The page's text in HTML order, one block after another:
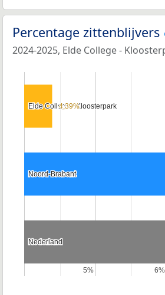
Percentage zittenblijvers
2024-2025, Elde College -
5%
5% 6%
6%
Elde College - Kloosterpark
Elde College - Kloosterpark
Noord-Brabant
Noord-Brabant
Nederland
Nederland
4,39%
4,39%